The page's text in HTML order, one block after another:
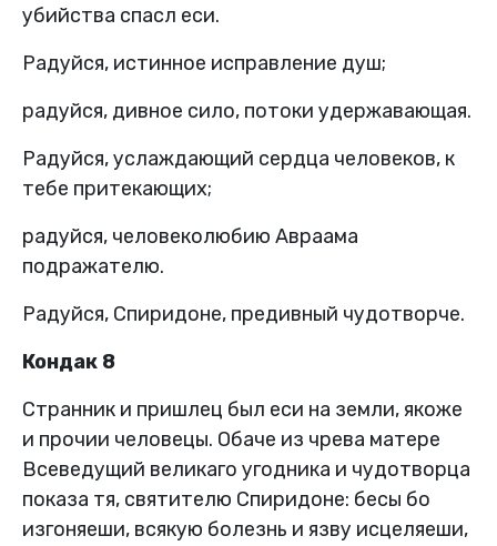
убийства спасл еси.
Радуйся, истинное исправление душ;
радуйся, дивное сило, потоки удержавающая.
Радуйся, услаждающий сердца человеков, к
тебе притекающих;
радуйся, человеколюбию Авраама
подражателю.
Радуйся, Спиридоне, предивный чудотворче.
Кондак 8
Странник и пришлец был еси на земли, якоже
и прочии человецы. Обаче из чрева матере
Всеведущий великаго угодника и чудотворца
показа тя, святителю Спиридоне: бесы бо
изгоняеши, всякую болезнь и язву исцеляеши,